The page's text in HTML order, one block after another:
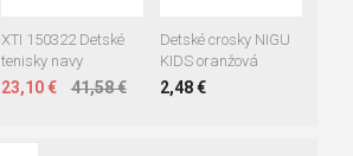
XTI 150322 Detské
tenisky navy
23,10 € 41,58 €
Detské crosky NIGU
KIDS oranžová
2,48 €